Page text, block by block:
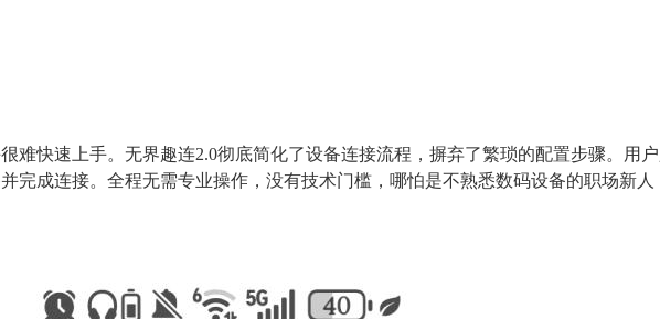
难快速上手。无界趣连2.0彻底简化了设备连接流程，摒弃了繁琐的配置步骤。用
成连接。全程无需专业操作，没有技术门槛，哪怕是不熟悉数码设备的职场新人